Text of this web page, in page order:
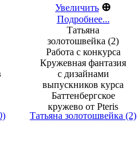
Увеличить ⊕
Подробнее...
Татьяна
золотошвейка (2)
Работа с конкурса
Кружевная фантазия
с дизайнами
выпускников курса
Баттенбергское
кружево от Pteris
Татьяна золотошвейка (2)